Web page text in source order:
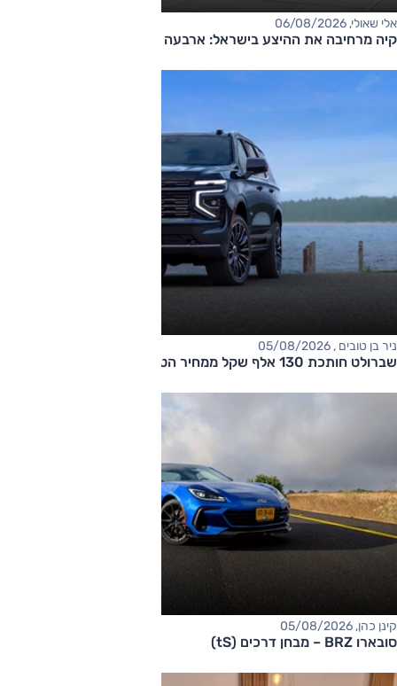
אלי שאולי, 06/08/2026
קיה מרחיבה את ההיצע בישראל: ארבעה דגמים חדשים בדרך
ניר בן טובים , 05/08/2026
שברולט חותכת 130 אלף שקל ממחיר הטאהו
קינן כהן, 05/08/2026
סובארו BRZ – מבחן דרכים (tS)